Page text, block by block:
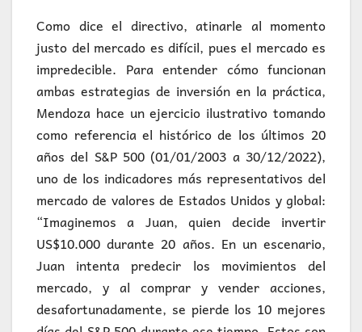
Como dice el directivo, atinarle al momento
justo del mercado es difícil, pues el mercado es
impredecible. Para entender cómo funcionan
ambas estrategias de inversión en la práctica,
Mendoza hace un ejercicio ilustrativo tomando
como referencia el histórico de los últimos 20
años del S&P 500 (01/01/2003 a 30/12/2022),
uno de los indicadores más representativos del
mercado de valores de Estados Unidos y global:
“Imaginemos a Juan, quien decide invertir
US$10.000 durante 20 años. En un escenario,
Juan intenta predecir los movimientos del
mercado, y al comprar y vender acciones,
desafortunadamente, se pierde los 10 mejores